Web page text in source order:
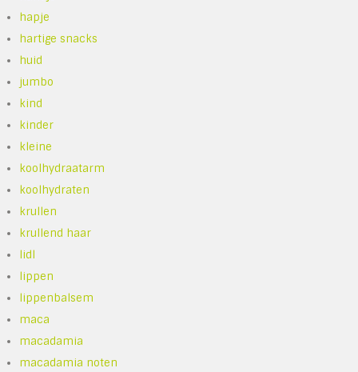
hapje
hartige snacks
huid
jumbo
kind
kinder
kleine
koolhydraatarm
koolhydraten
krullen
krullend haar
lidl
lippen
lippenbalsem
maca
macadamia
macadamia noten